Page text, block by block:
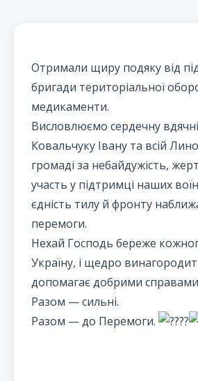
Отримали щиру подяку від
бригади територіальної
медикаменти.
Висловлюємо сердечну
Ковальчуку Івану та всій
громаді за небайдужість,
участь у підтримці наших
єдність тилу й фронту
перемоги.
Нехай Господь береже
Україну, і щедро
допомагає добрими
Разом — сильні.
Разом — до Перемоги.